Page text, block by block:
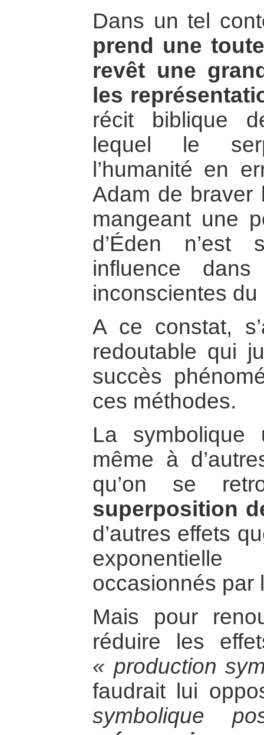
Dans un tel
prend une
revêt une
les
récit biblique
lequel le
l’humanité en
Adam de braver
mangeant une
d’Éden n’est
influence dans
inconscientes du
A ce constat,
redoutable qui
succès
ces méthodes.
La symbolique
même à
qu’on se
superposition
d’autres effets
occasionnés par
Mais pour
réduire les
« production
faudrait lui
symbolique